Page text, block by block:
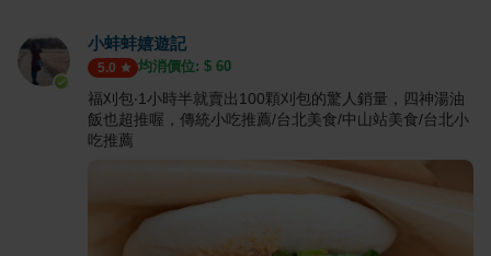
小蚌蚌嬉遊記
5.0 均消價位: $ 60
福刈包‧1小時半就賣出100顆刈包的驚人銷量，四神湯油
飯也超推喔，傳統小吃推薦/台北美食/中山站美食/台北小
吃推薦